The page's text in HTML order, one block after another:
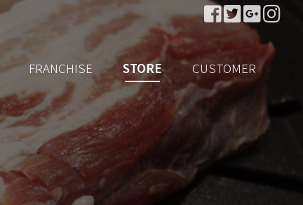
FRANCHISE STORE CUSTOMER